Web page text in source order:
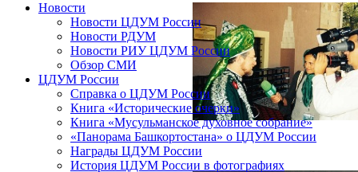
Новости
Новости ЦДУМ России
Новости РДУМ
Новости РИУ ЦДУМ России
Обзор СМИ
ЦДУМ России
Справка о ЦДУМ России
Книга «Исторические очерки»
Книга «Мусульманское духовное собрание»
«Панорама Башкортостана» о ЦДУМ России
Награды ЦДУМ России
История ЦДУМ России в фотографиях